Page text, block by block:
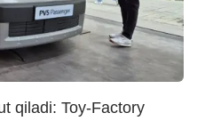
qiladi: Toy-Factory